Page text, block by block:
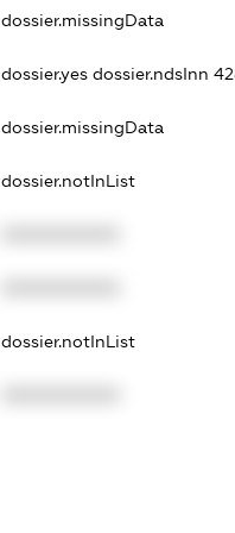
dossier.missingData
dossier.yesdossier.ndsInn
dossier.missingData
dossier.notInList
dossier.notInList